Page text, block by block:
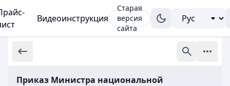
Видеоинструкция
Старая
версия
сайта
Приказ Министра национальной